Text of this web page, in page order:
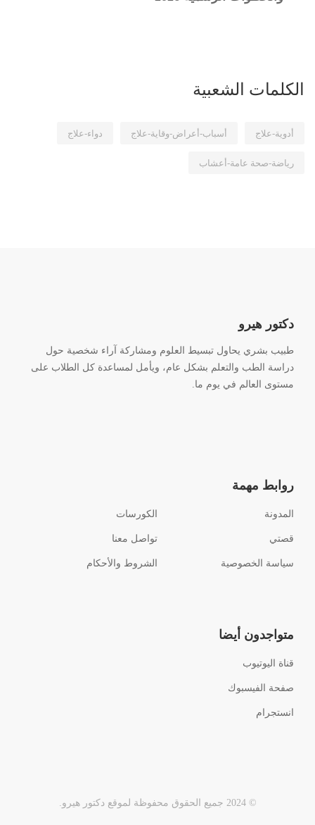
الكلمات الشعبية
أدوية-علاج أسباب-أعراض-وقاية-علاج دواء-علاج
رياضة-صحة عامة-أعشاب
دكتور هيرو
طبيب بشري يحاول تبسيط العلوم ومشاركة آراء شخصية حول
دراسة الطب والتعلم بشكل عام، ويأمل لمساعدة كل الطلاب على
مستوى العالم في يوم ما.
روابط مهمة
المدونة الكورسات
قصتي تواصل معنا
سياسة الخصوصية الشروط والأحكام
متواجدون أيضا
قناة اليوتيوب
صفحة الفيسبوك
انستجرام
© 2024 جميع الحقوق محفوظة لموقع دكتور هيرو.